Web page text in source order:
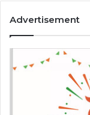
Advertisement